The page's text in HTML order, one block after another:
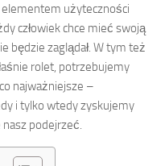
użyteczności
człowiek chce mieć swoją
będzie zaglądał. W tym też
rolet, potrzebujemy
najważniejsze –
i tylko wtedy zyskujemy
podejrzeć.